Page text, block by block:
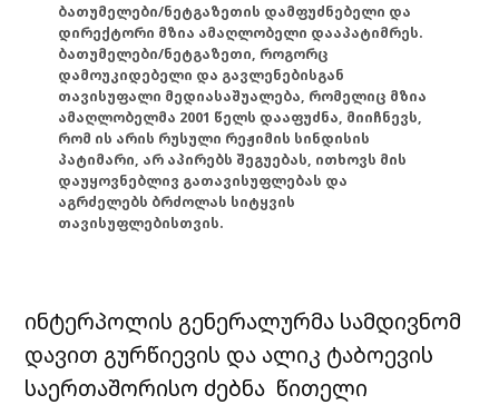
ბათუმელები/ნეტგაზეთის დამფუძნებელი და
დირექტორი მზია ამაღლობელი დააპატიმრეს.
ბათუმელები/ნეტგაზეთი, როგორც
დამოუკიდებელი და გავლენებისგან
თავისუფალი მედიასაშუალება, რომელიც მზია
ამაღლობელმა 2001 წელს დააფუძნა, მიიჩნევს,
რომ ის არის რუსული რეჟიმის სინდისის
პატიმარი, არ აპირებს შეგუებას, ითხოვს მის
დაუყოვნებლივ გათავისუფლებას და
აგრძელებს ბრძოლას სიტყვის
თავისუფლებისთვის.
ინტერპოლის გენერალურმა სამდივნომ
დავით გურწიევის და ალიკ ტაბოევის
საერთაშორისო ძებნა წითელი